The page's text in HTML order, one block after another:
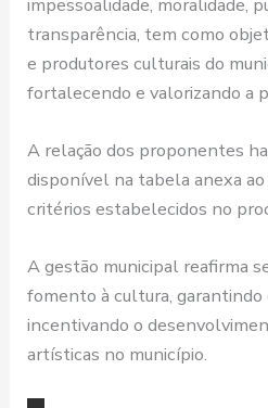
transparência, tem como
e produtores culturais do
fortalecendo e valorizando a
A relação dos proponentes
disponível na tabela anexa
critérios estabelecidos no
A gestão municipal reafirma
fomento à cultura, garantindo
incentivando o
artísticas no município.